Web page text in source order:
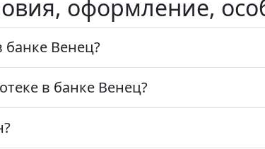
оформление,
Венец?
в банке Венец?